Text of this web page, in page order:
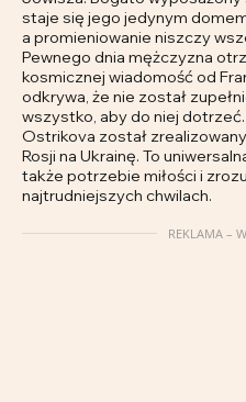
staje się jego jedynym
a promieniowanie niszczy
Pewnego dnia mężczyzna
kosmicznej wiadomość od
odkrywa, że nie został
wszystko, aby do niej
Ostrikova został
Rosji na Ukrainę. To
także potrzebie miłości i
najtrudniejszych chwilach.
REKLAMA –